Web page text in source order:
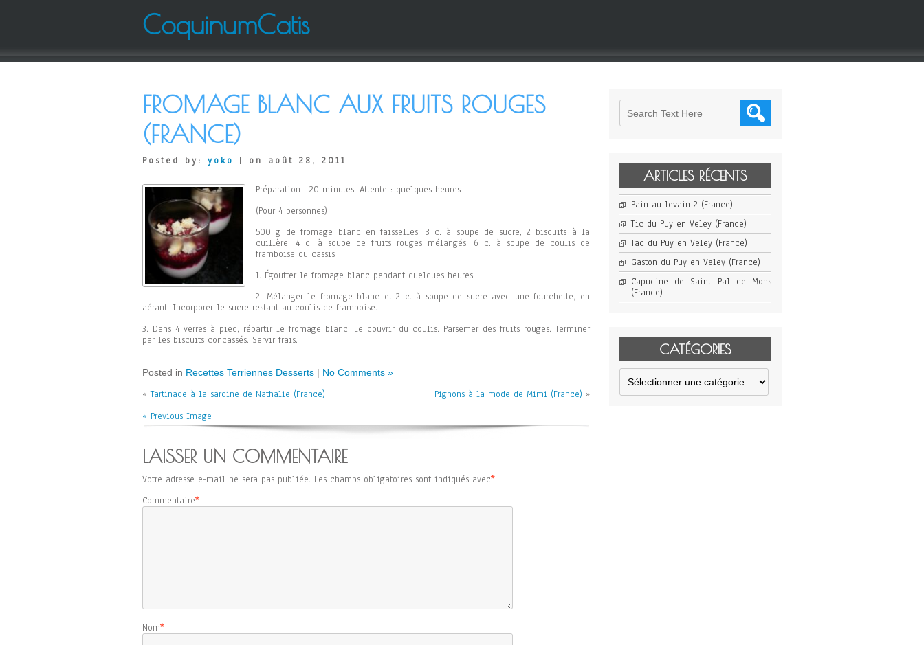
CoquinumCatis
FROMAGE BLANC AUX FRUITS ROUGES
(FRANCE)
Posted by: yoko | on août 28, 2011
Préparation : 20 minutes, Attente : quelques heures
(Pour 4 personnes)
500 g de fromage blanc en faisselles, 3 c. à soupe de sucre, 2 biscuits à la
cuillère, 4 c. à soupe de fruits rouges mélangés, 6 c. à soupe de coulis de
framboise ou cassis
1. Égoutter le fromage blanc pendant quelques heures.
2. Mélanger le fromage blanc et 2 c. à soupe de sucre avec une fourchette, en
aérant. Incorporer le sucre restant au coulis de framboise.
3. Dans 4 verres à pied, répartir le fromage blanc. Le couvrir du coulis. Parsemer des fruits rouges. Terminer
par les biscuits concassés. Servir frais.
Posted in Recettes Terriennes Desserts | No Comments »
«Tartinade à la sardine de Nathalie (France) Pignons à la mode de Mimi (France) »
« Previous Image
LAISSER UN COMMENTAIRE
Votre adresse e-mail ne sera pas publiée. Les champs obligatoires sont indiqués avec*
Commentaire*
Nom*
ARTICLES RÉCENTS
Pain au levain 2 (France)
Tic du Puy en Veley (France)
Tac du Puy en Veley (France)
Gaston du Puy en Veley (France)
Capucine de Saint Pal de Mons
(France)
CATÉGORIES
Catégories